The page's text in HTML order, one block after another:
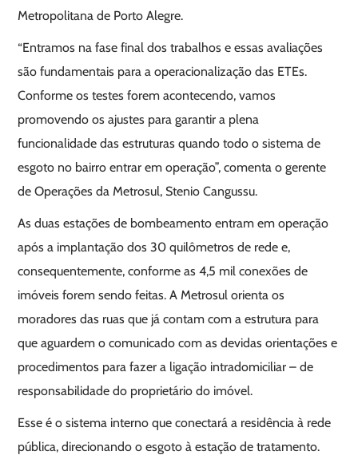
Metropolitana de Porto Alegre.
“Entramos na fase final dos trabalhos e essas avaliações
são fundamentais para a operacionalização das ETEs.
Conforme os testes forem acontecendo, vamos
promovendo os ajustes para garantir a plena
funcionalidade das estruturas quando todo o sistema de
esgoto no bairro entrar em operação”, comenta o gerente
de Operações da Metrosul, Stenio Cangussu.
As duas estações de bombeamento entram em operação
após a implantação dos 30 quilômetros de rede e,
consequentemente, conforme as 4,5 mil conexões de
imóveis forem sendo feitas. A Metrosul orienta os
moradores das ruas que já contam com a estrutura para
que aguardem o comunicado com as devidas orientações e
procedimentos para fazer a ligação intradomiciliar – de
responsabilidade do proprietário do imóvel.
Esse é o sistema interno que conectará a residência à rede
pública, direcionando o esgoto à estação de tratamento.